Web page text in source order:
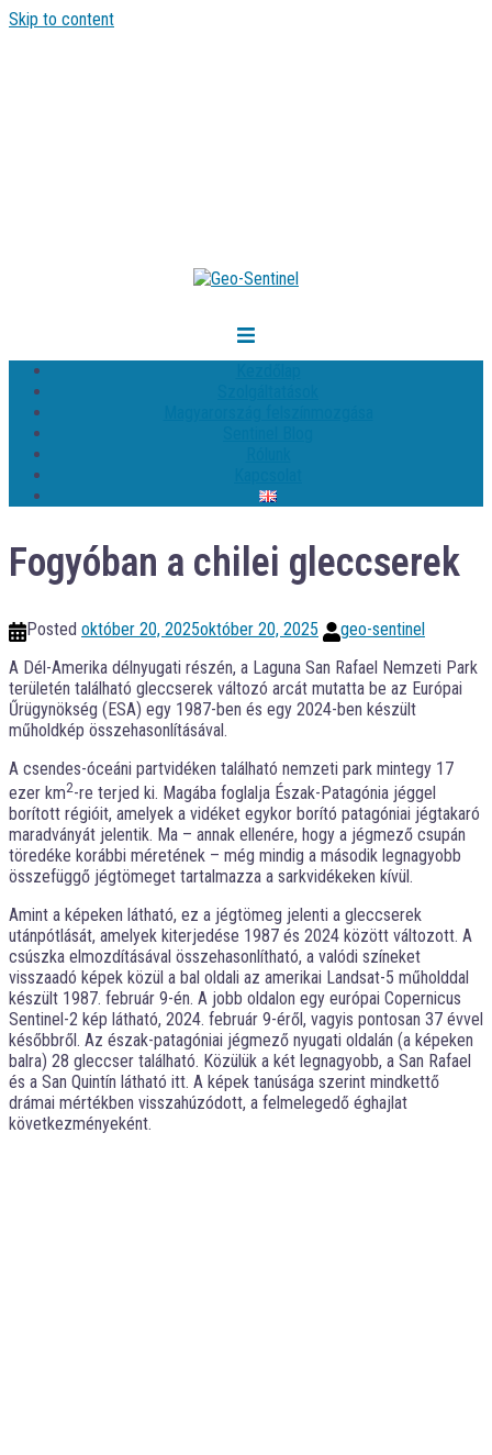
Skip to content
Fogyóban a chilei gleccserek
Posted október 20, 2025október 20, 2025
geo-sentinel
A Dél-Amerika délnyugati részén, a Laguna San Rafael Nemzeti Park
területén található gleccserek változó arcát mutatta be az Európai
Űrügynökség (ESA) egy 1987-ben és egy 2024-ben készült
műholdkép összehasonlításával.
A csendes-óceáni partvidéken található nemzeti park mintegy 17
ezer km2-re terjed ki. Magába foglalja Észak-Patagónia jéggel
borított régióit, amelyek a vidéket egykor borító patagóniai jégtakaró
maradványát jelentik. Ma – annak ellenére, hogy a jégmező csupán
töredéke korábbi méretének – még mindig a második legnagyobb
összefüggő jégtömeget tartalmazza a sarkvidékeken kívül.
Amint a képeken látható, ez a jégtömeg jelenti a gleccserek
utánpótlását, amelyek kiterjedése 1987 és 2024 között változott. A
csúszka elmozdításával összehasonlítható, a valódi színeket
visszaadó képek közül a bal oldali az amerikai Landsat-5 műholddal
készült 1987. február 9-én. A jobb oldalon egy európai Copernicus
Sentinel-2 kép látható, 2024. február 9-éről, vagyis pontosan 37 évvel
későbbről. Az észak-patagóniai jégmező nyugati oldalán (a képeken
balra) 28 gleccser található. Közülük a két legnagyobb, a San Rafael
és a San Quintín látható itt. A képek tanúsága szerint mindkettő
drámai mértékben visszahúzódott, a felmelegedő éghajlat
következményeként.